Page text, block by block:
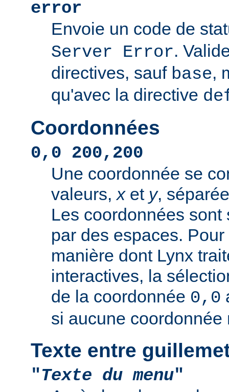
error
Envoie un code de
Server Error.
directives, sauf base,
qu'avec la directive
Coordonnées
0,0 200,200
Une coordonnée se
valeurs,xet y,
Les coordonnées
par des espaces.
manière dont Lynx
interactives, la
de la coordonnée 0,0
si aucune
Texte entre
"Texte du menu"